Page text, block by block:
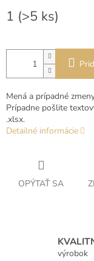
cena:
1 (>5 ks)
Mená a prípadné
Prípadne pošlite
.xlsx.
Detailné informácie
OPÝTAŤ SA
výrobok